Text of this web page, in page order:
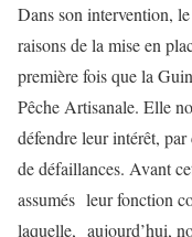
Dans son intervention,
raisons de la mise en
première fois que la
Pêche Artisanale. Elle
défendre leur intérêt,
de défaillances. Avant
assumés leur fonction
laquelle, aujourd’hui,